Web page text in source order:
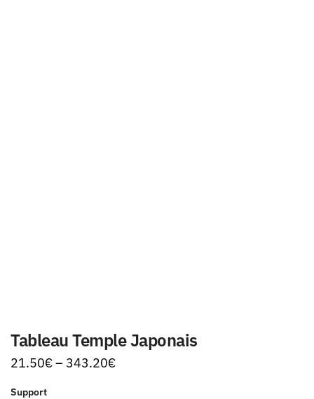
Tableau Temple Japonais
21.50€– 343.20€
Support